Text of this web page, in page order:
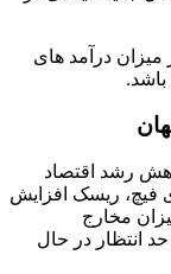
درآمد های
رشد اقتصاد
فیچ، ریسک افزایش
مخارج
انتظار در حال